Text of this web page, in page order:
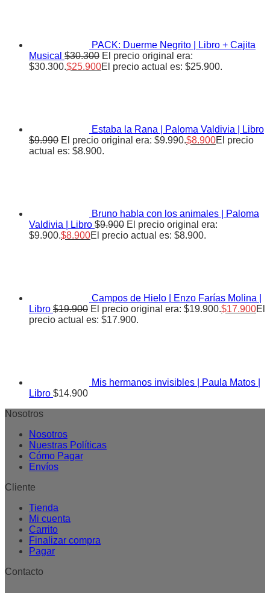
PACK: Duerme Negrito | Libro + Cajita
Musical $30.300 El precio original era:
$30.300.$25.900El precio actual es: $25.900.
Estaba la Rana | Paloma Valdivia | Libro
$9.990 El precio original era: $9.990.$8.900El precio
actual es: $8.900.
Bruno habla con los animales | Paloma
Valdivia | Libro $9.900 El precio original era:
$9.900.$8.900El precio actual es: $8.900.
Campos de Hielo | Enzo Farías Molina |
Libro $19.900 El precio original era: $19.900.$17.900El
precio actual es: $17.900.
Mis hermanos invisibles | Paula Matos |
Libro $14.900
Nosotros
Nosotros
Nuestras Políticas
Cómo Pagar
Envíos
Cliente
Tienda
Mi cuenta
Carrito
Finalizar compra
Pagar
Contacto